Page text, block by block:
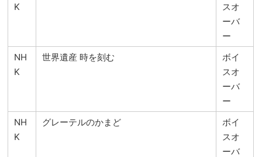
K
スオ
ーバ
ー
NH
K
世界遺産 時を刻む
ボイ
スオ
ーバ
ー
NH
K
グレーテルのかまど
ボイ
スオ
ーバ